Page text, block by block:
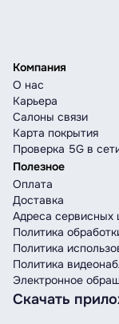
Компания
О нас
Карьера
Салоны связи
Карта покрытия
Проверка 5G в
Полезное
Оплата
Доставка
Адреса сервисных
Политика
Политика
Политика
Электронное
Скачать